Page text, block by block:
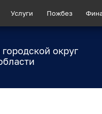
Услуги Пожбез
округ